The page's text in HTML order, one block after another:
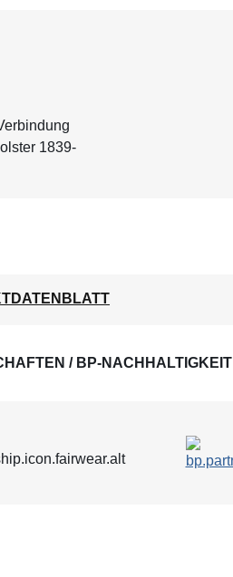
1839-
/ BP-NACHHALTIGKEIT